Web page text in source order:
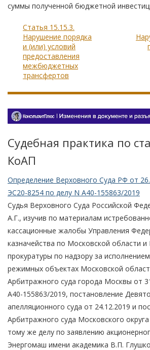
суммы полученной бюджетной
Статья 15.15.3.
Нарушение порядка
и (или) условий
предоставления
межбюджетных
трансфертов
Судебная практика по
КоАП
Определение Верховного Суда РФ от
ЭС20-8254 по делу N А40-155863/2019
Судья Верховного Суда Российской
А.Г., изучив по материалам
кассационные жалобы Управления
казначейства по Московской области
прокуратуры по надзору за
режимных объектах Московской
Арбитражного суда города Москвы от
А40-155863/2019, постановление
апелляционного суда от 24.12.2019 и
Арбитражного суда Московского
тому же делу по заявлению
Энергомаш имени академика В.П.